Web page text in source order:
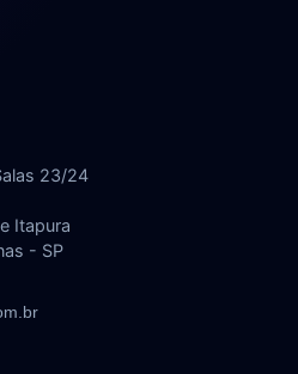
23/24
Itapura
- SP